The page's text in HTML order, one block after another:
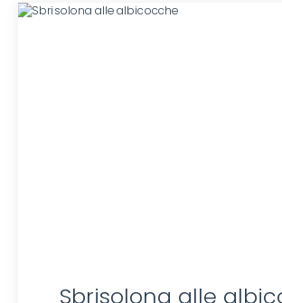
Sbrisolona alle